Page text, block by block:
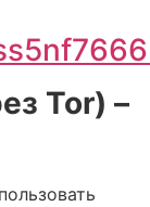
Tor) –